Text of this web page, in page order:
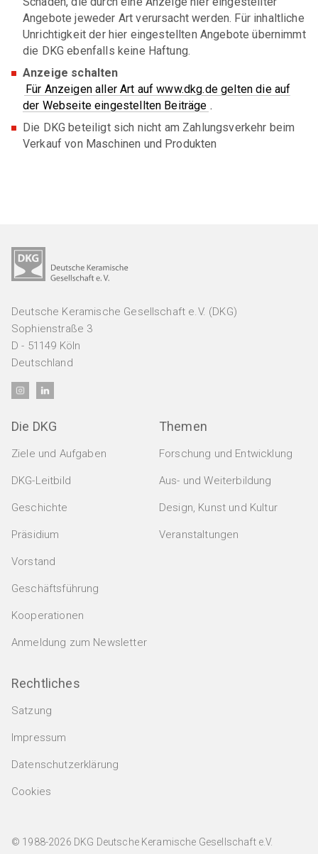
Angebote jeweder Art verursacht werden. Für inhaltliche
Unrichtigkeit der hier eingestellten Angebote übernimmt
die DKG ebenfalls keine Haftung.
Anzeige schalten
Für Anzeigen aller Art auf www.dkg.de gelten die auf
der Webseite eingestellten Beiträge .
Die DKG beteiligt sich nicht am Zahlungsverkehr beim
Verkauf von Maschinen und Produkten
Deutsche Keramische Gesellschaft e.V. (DKG)
Sophienstraße 3
D - 51149 Köln
Deutschland
Die DKG
Ziele und Aufgaben
DKG-Leitbild
Geschichte
Präsidium
Vorstand
Geschäftsführung
Kooperationen
Anmeldung zum Newsletter
Themen
Forschung und Entwicklung
Aus- und Weiterbildung
Design, Kunst und Kultur
Veranstaltungen
Rechtliches
Satzung
Impressum
Datenschutzerklärung
Cookies
© 1988-2026 DKG Deutsche Keramische Gesellschaft e.V.